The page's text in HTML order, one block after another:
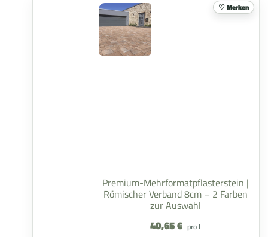
Premium-Mehrformatpflasterstein |
Römischer Verband 8cm – 2 Farben
zur Auswahl
40,65€ pro l
Merken